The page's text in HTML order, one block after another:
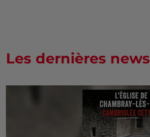
Les dernières news